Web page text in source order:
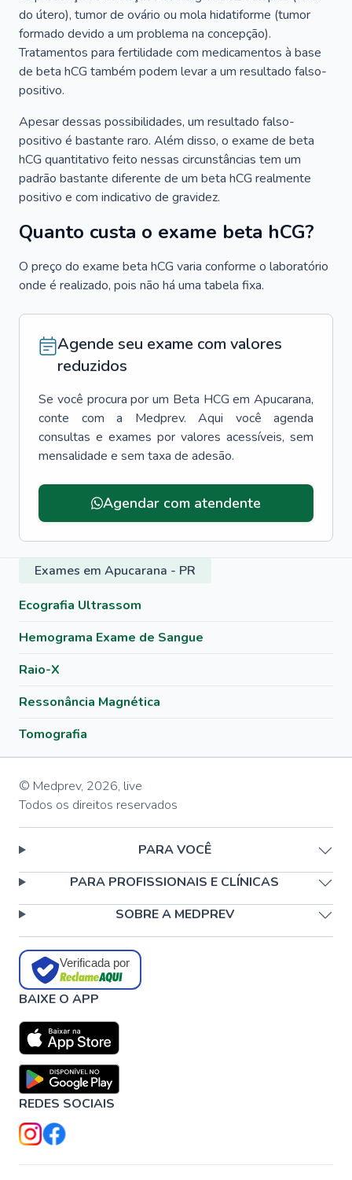
do útero), tumor de ovário ou mola hidatiforme (tumor
formado devido a um problema na concepção).
Tratamentos para fertilidade com medicamentos à base
de beta hCG também podem levar a um resultado falso-
positivo.
Apesar dessas possibilidades, um resultado falso-
positivo é bastante raro. Além disso, o exame de beta
hCG quantitativo feito nessas circunstâncias tem um
padrão bastante diferente de um beta hCG realmente
positivo e com indicativo de gravidez.
Quanto custa o exame beta hCG?
O preço do exame beta hCG varia conforme o laboratório
onde é realizado, pois não há uma tabela fixa.
Agende seu exame com valores
reduzidos
Se você procura por um Beta HCG em Apucarana,
conte com a Medprev. Aqui você agenda
consultas e exames por valores acessíveis, sem
mensalidade e sem taxa de adesão.
Agendar com atendente
Exames em Apucarana - PR
Ecografia Ultrassom
Hemograma Exame de Sangue
Raio-X
Ressonância Magnética
Tomografia
© Medprev, 2026, live
Todos os direitos reservados
PARA VOCÊ
PARA PROFISSIONAIS E CLÍNICAS
SOBRE A MEDPREV
Verificada por
BAIXE O APP
REDES SOCIAIS